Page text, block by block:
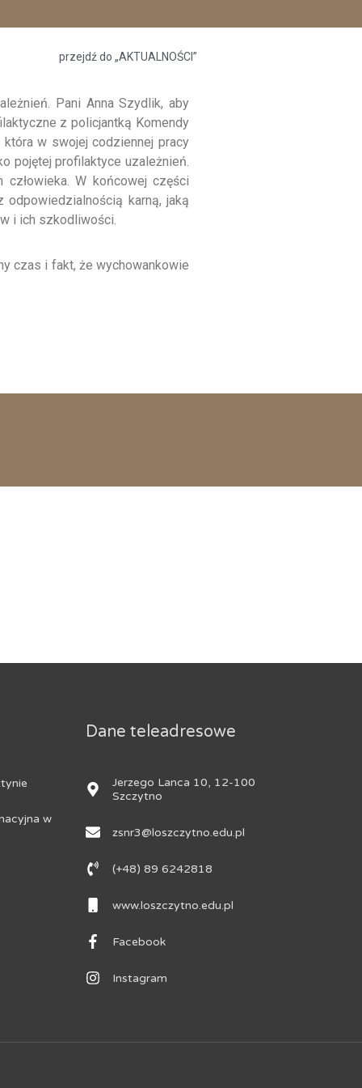
przejdź do „AKTUALNOŚCI”
Pani Anna Szydlik, aby
z policjantką Komendy
w swojej codziennej pracy
pojętej profilaktyce uzależnień.
człowieka. W końcowej części
karną, jaką
i ich szkodliwości.
czas i fakt, że wychowankowie
w
Dane teleadresowe
Jerzego Lanca 10, 12-100
Szczytno
zsnr3@loszczytno.edu.pl
(+48) 89 6242818
www.loszczytno.edu.pl
Facebook
Instagram